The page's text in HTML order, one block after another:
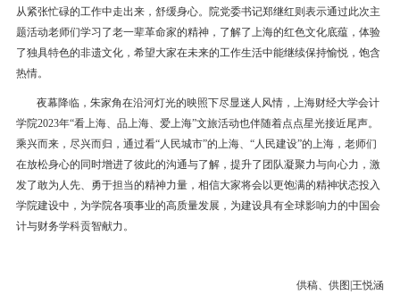
从紧张忙碌的工作中走出来，舒缓身心。院党委书记郑继红则表示通过此次主
题活动老师们学习了老一辈革命家的精神，了解了上海的红色文化底蕴，体验
了独具特色的非遗文化，希望大家在未来的工作生活中能继续保持愉悦，饱含
热情。
夜幕降临，朱家角在沿河灯光的映照下尽显迷人风情，上海财经大学会计
学院2023年“看上海、品上海、爱上海”文旅活动也伴随着点点星光接近尾声。
乘兴而来，尽兴而归，通过看“人民城市”的上海、“人民建设”的上海，老师们
在放松身心的同时增进了彼此的沟通与了解，提升了团队凝聚力与向心力，激
发了敢为人先、勇于担当的精神力量，相信大家将会以更饱满的精神状态投入
学院建设中，为学院各项事业的高质量发展，为建设具有全球影响力的中国会
计与财务学科贡智献力。
供稿、供图|王悦涵